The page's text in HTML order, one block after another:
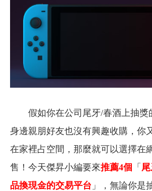
假如你在公司尾牙/春酒上抽獎
身邊親朋好友也沒有興趣收購，你
在家裡占空間，那麼就可以選擇在
售！今天傑昇小編要來推薦4個 「
品換現金的交易平台 」，無論你是